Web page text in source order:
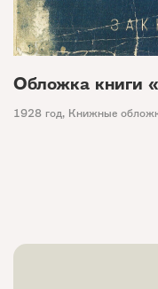
Обложка книги
1928 год, Книжные